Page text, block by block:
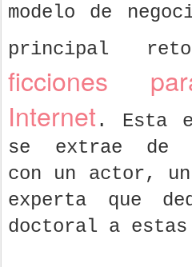
modelo de
principal
ficciones
Internet . Esta
se extrae de
con un actor,
experta que
doctoral a estas